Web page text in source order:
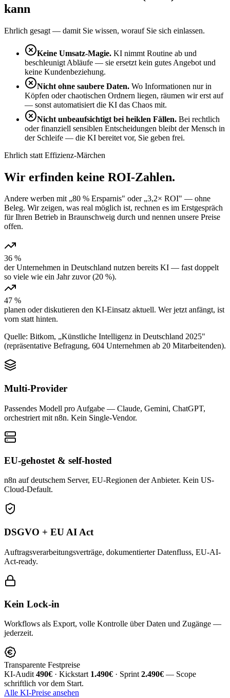
kann
Ehrlich gesagt — damit Sie wissen, worauf Sie sich einlassen.
Keine Umsatz-Magie. KI nimmt Routine ab und
beschleunigt Abläufe — sie ersetzt kein gutes Angebot und
keine Kundenbeziehung.
Nicht ohne saubere Daten. Wo Informationen nur in
Köpfen oder chaotischen Ordnern liegen, räumen wir erst auf
— sonst automatisiert die KI das Chaos mit.
Nicht unbeaufsichtigt bei heiklen Fällen. Bei rechtlich
oder finanziell sensiblen Entscheidungen bleibt der Mensch in
der Schleife — die KI bereitet vor, Sie geben frei.
Ehrlich statt Effizienz-Märchen
Wir erfinden keine ROI-Zahlen.
Andere werben mit „80 % Ersparnis" oder „3,2× ROI" — ohne
Beleg. Wir zeigen, was real möglich ist, rechnen es im Erstgespräch
für Ihren Betrieb in Braunschweig durch und nennen unsere Preise
offen.
36 %
der Unternehmen in Deutschland nutzen bereits KI — fast doppelt
so viele wie ein Jahr zuvor (20 %).
47 %
planen oder diskutieren den KI-Einsatz aktuell. Wer jetzt anfängt, ist
vorn statt hinten.
Quelle: Bitkom, „Künstliche Intelligenz in Deutschland 2025"
(repräsentative Befragung, 604 Unternehmen ab 20 Mitarbeitenden).
Multi-Provider
Passendes Modell pro Aufgabe — Claude, Gemini, ChatGPT,
orchestriert mit n8n. Kein Single-Vendor.
EU-gehostet & self-hosted
n8n auf deutschem Server, EU-Regionen der Anbieter. Kein US-
Cloud-Default.
DSGVO + EU AI Act
Auftragsverarbeitungsverträge, dokumentierter Datenfluss, EU-AI-
Act-ready.
Kein Lock-in
Workflows als Export, volle Kontrolle über Daten und Zugänge —
jederzeit.
Transparente Festpreise
KI-Audit 490€ · Kickstart 1.490€ · Sprint 2.490€ — Scope
schriftlich vor dem Start.
Alle KI-Preise ansehen